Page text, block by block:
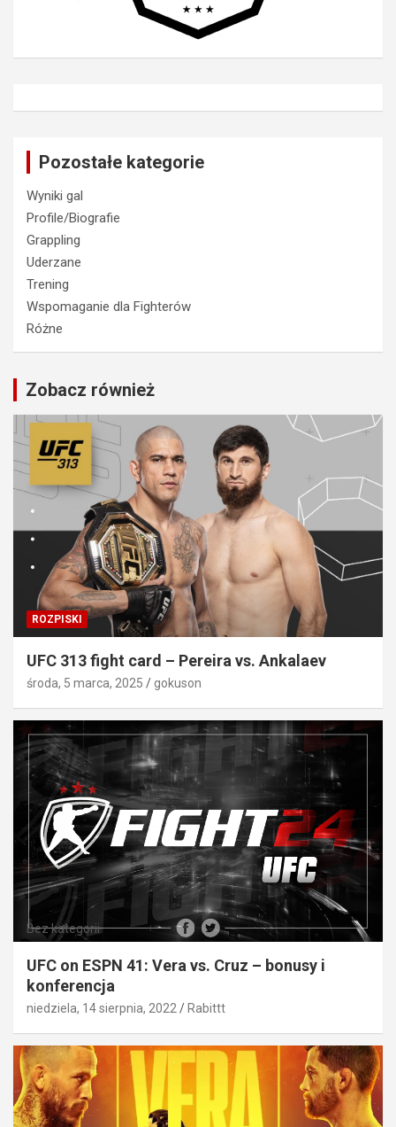
Pozostałe kategorie
Wyniki gal
Profile/Biografie
Grappling
Uderzane
Trening
Wspomaganie dla Fighterów
Różne
Zobacz również
ROZPISKI
UFC 313 fight card – Pereira vs. Ankalaev
środa, 5 marca, 2025 gokuson
Bez kategorii
UFC on ESPN 41: Vera vs. Cruz – bonusy i
konferencja
niedziela, 14 sierpnia, 2022 Rabittt